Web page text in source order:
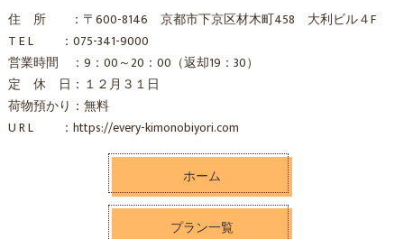
住 所 ：〒600-8146 京都市下京区材木町458 大利ビル４F
T E L ：075-341-9000
営業時間 ：9：00～20：00（返却19：30）
定 休 日：１２月３１日
荷物預かり：無料
U R L ：https://every-kimonobiyori.com
ホーム
プラン一覧